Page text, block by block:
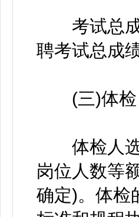
考试总成
聘考试总成
(三)体检
体检人选
岗位人数等
确定)。体检